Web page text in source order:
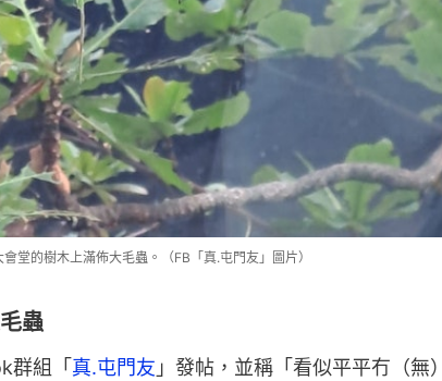
堂的樹木上滿佈大毛蟲。（FB「真.屯門友」圖片）
蟲
群組「 真.屯門友 」發帖，並稱「看似平平冇（無